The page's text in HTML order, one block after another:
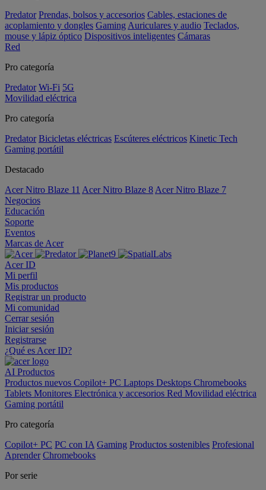
Predator Prendas, bolsos y accesorios Cables, estaciones de
acoplamiento y dongles Gaming Auriculares y audio Teclados,
mouse y lápiz óptico Dispositivos inteligentes Cámaras
Red
Pro categoría
Predator Wi-Fi 5G
Movilidad eléctrica
Pro categoría
Predator Bicicletas eléctricas Escúteres eléctricos Kinetic Tech
Gaming portátil
Destacado
Acer Nitro Blaze 11 Acer Nitro Blaze 8 Acer Nitro Blaze 7
Negocios
Educación
Soporte
Eventos
Marcas de Acer
Acer ID
Mi perfil
Mis productos
Registrar un producto
Mi comunidad
Cerrar sesión
Iniciar sesión
Registrarse
¿Qué es Acer ID?
AI Productos
Productos nuevos Copilot+ PC Laptops Desktops Chromebooks
Tablets Monitores Electrónica y accesorios Red Movilidad eléctrica
Gaming portátil
Pro categoría
Copilot+ PC PC con IA Gaming Productos sostenibles Profesional
Aprender Chromebooks
Por serie